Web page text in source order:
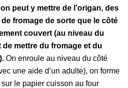
peut y mettre de l’origan, des
fromage de sorte que le côté
couvert (au niveau du
mettre du fromage et du
On enroule au niveau du côté
une aide d’un adulte), on forme
le papier cuisson au four